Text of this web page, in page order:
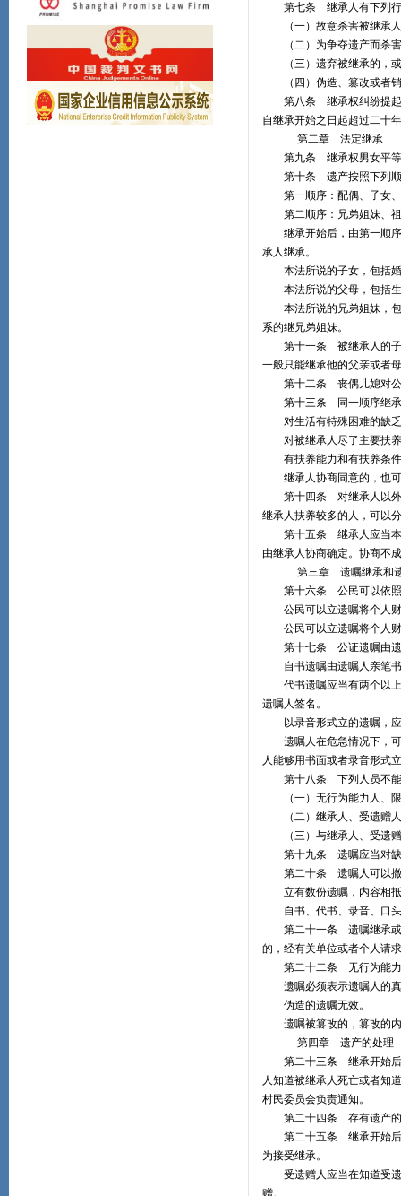
第七条 继承人有下列行
（一）故意杀害被继承
（二）为争夺遗产而杀害
（三）遗弃被继承的，或
（四）伪造、篡改或者销
第八条 继承权纠纷提起诉
自继承开始之日起超过二十
第二章 法定继承
第九条 继承权男女平
第十条 遗产按照下列顺
第一顺序：配偶、子女
第二顺序：兄弟姐妹、祖
继承开始后，由第一顺序
承人继承。
本法所说的子女，包括婚
本法所说的父母，包括生
本法所说的兄弟姐妹，包
系的继兄弟姐妹。
第十一条 被继承人的子女
一般只能继承他的父亲或者
第十二条 丧偶儿媳对公、
第十三条 同一顺序继承
对生活有特殊困难的缺乏
对被继承人尽了主要扶养
有扶养能力和有扶养条件
继承人协商同意的，也可
第十四条 对继承人以外的
继承人扶养较多的人，可以
第十五条 继承人应当本着
由继承人协商确定。协商不
第三章 遗嘱继承和
第十六条 公民可以依照
公民可以立遗嘱将个人财
公民可以立遗嘱将个人财
第十七条 公证遗嘱由遗
自书遗嘱由遗嘱人亲笔书
代书遗嘱应当有两个以上
遗嘱人签名。
以录音形式立的遗嘱，应
遗嘱人在危急情况下，可
人能够用书面或者录音形式
第十八条 下列人员不能
（一）无行为能力人、限
（二）继承人、受遗赠
（三）与继承人、受遗赠
第十九条 遗嘱应当对缺
第二十条 遗嘱人可以撤
立有数份遗嘱，内容相抵
自书、代书、录音、口头
第二十一条 遗嘱继承或者
的，经有关单位或者个人请
第二十二条 无行为能力
遗嘱必须表示遗嘱人的真
伪造的遗嘱无效。
遗嘱被篡改的，篡改的内
第四章 遗产的处理
第二十三条 继承开始后，
人知道被继承人死亡或者知
村民委员会负责通知。
第二十四条 存有遗产的
第二十五条 继承开始后，
为接受继承。
受遗赠人应当在知道受遗
赠。